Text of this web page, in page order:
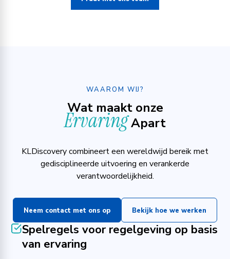
WAAROM WIJ?
Wat maakt onze
ErvaringApart
KLDiscovery combineert een wereldwijd bereik met
gedisciplineerde uitvoering en verankerde
verantwoordelijkheid.
Neem contact met ons op Bekijk hoe we werken
Spelregels voor regelgeving op basis
van ervaring